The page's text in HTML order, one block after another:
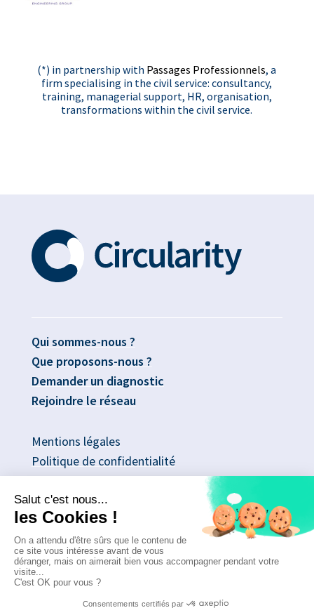
(*) in partnership with Passages Professionnels, a
firm specialising in the civil service: consultancy,
training, managerial support, HR, organisation,
transformations within the civil service.
Qui sommes-nous ?
Que proposons-nous ?
Demander un diagnostic
Rejoindre le réseau
Mentions légales
Politique de confidentialité
No Result Website Carbon